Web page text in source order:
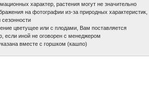
характер, растения могут не значительно
на фотографии из-за природных характеристик,
сезонности
цветущее или с плодами, Вам поставляется
если иной не оговорен с менеджером
вместе с горшком (кашпо)